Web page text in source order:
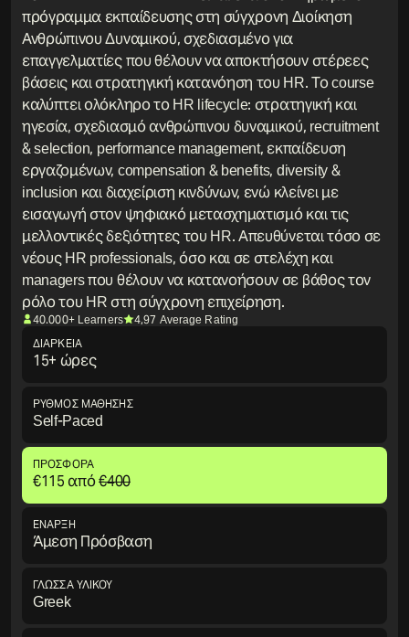
πρόγραμμα εκπαίδευσης στη σύγχρονη Διοίκηση
Ανθρώπινου Δυναμικού, σχεδιασμένο για
επαγγελματίες που θέλουν να αποκτήσουν στέρεες
βάσεις και στρατηγική κατανόηση του HR. Το course
καλύπτει ολόκληρο το HR lifecycle: στρατηγική και
ηγεσία, σχεδιασμό ανθρώπινου δυναμικού, recruitment
& selection, performance management, εκπαίδευση
εργαζομένων, compensation & benefits, diversity &
inclusion και διαχείριση κινδύνων, ενώ κλείνει με
εισαγωγή στον ψηφιακό μετασχηματισμό και τις
μελλοντικές δεξιότητες του HR. Απευθύνεται τόσο σε
νέους HR professionals, όσο και σε στελέχη και
managers που θέλουν να κατανοήσουν σε βάθος τον
ρόλο του HR στη σύγχρονη επιχείρηση.
40.000+ Learners
4,97 Average Rating
ΔΙΆΡΚΕΙΑ
15+ ώρες
ΡΥΘΜΟΣ ΜΑΘΗΣΗΣ
Self-Paced
ΠΡΟΣΦΟΡΆ
€115από€400
ΕΝΑΡΞΗ
Άμεση Πρόσβαση
ΓΛΩΣΣΑ ΥΛΙΚΟΎ
Greek